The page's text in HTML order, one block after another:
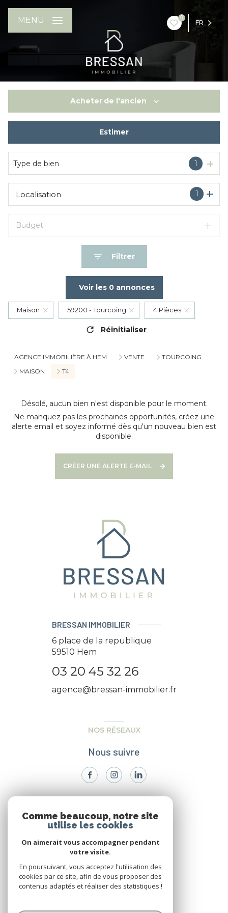
0
FR
MENU
Acheter de l'ancien
Estimer
Type de bien 1
1
Localisation
Budget
Filtrer
Voir les 0annonces
Maison 59200 - Tourcoing 4 Pièces
Réinitialiser
AGENCE IMMOBILIÈRE À HEM VENTE
TOURCOING
MAISON
T4
Désolé, aucun bien n'est disponible pour le moment.
Ne manquez pas les prochaines opportunités, créez une
alerte email et soyez informé dès qu'un nouveau bien est
disponible.
CRÉER UNE ALERTE E-MAIL
BRESSAN IMMOBILIER
6 place de la republique
59510 Hem
03 20 45 32 26
agence@bressan-immobilier.fr
NOS RÉSEAUX
Nous suivre
VOTRE ESPACE
Comme beaucoup, notre site
utilise les cookies
On aimerait vous accompagner pendant
votre visite.
En poursuivant, vous acceptez l'utilisation des
cookies par ce site, afin de vous proposer des
contenus adaptés et réaliser des statistiques !